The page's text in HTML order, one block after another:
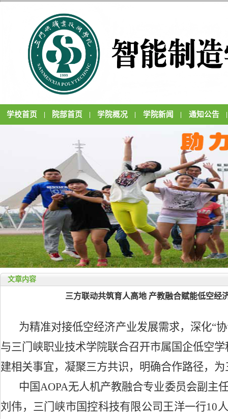
学校首页 院部首页 学院概况 学院新闻 通知公告
文章内容
三方联动共筑育人高地 产教融合赋能低空
为精准对接低空经济产业发展需求，深化“
与三门峡职业技术学院联合召开市属国企低空
建相关事宜，凝聚三方共识，明确合作路径，
中国AOPA无人机产教融合专业委员会副主
刘伟，三门峡市国控科技有限公司王洋一行10